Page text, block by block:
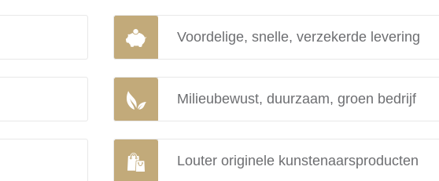
Voordelige, snelle, verzekerde levering
Milieubewust, duurzaam, groen bedrijf
Louter originele kunstenaarsproducten